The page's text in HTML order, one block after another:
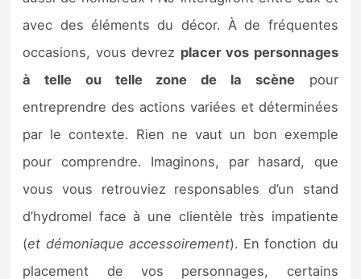
avec des éléments du décor. À de fréquentes
occasions, vous devrez placer vos personnages
à telle ou telle zone de la scènepour
entreprendre des actions variées et déterminées
par le contexte. Rien ne vaut un bon exemple
pour comprendre. Imaginons, par hasard, que
vous vous retrouviez responsables d’un stand
d’hydromel face à une clientèle très impatiente
(et démoniaque accessoirement). En fonction du
placement de vos personnages, certains